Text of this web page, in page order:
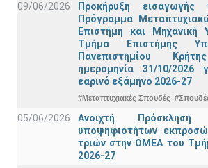
09/06/2026
Προκήρυξη εισαγωγής
Πρόγραμμα
Επιστήμη και Μηχανική
Τμήμα Eπιστήμης
Πανεπιστημίου
ημερομηνία 31/10/2026
εαρινό εξάμηνο 2026-27
#Μεταπτυχιακές Σπουδές
05/06/2026
Ανοιχτή
υποψηφιοτήτων
τριών στην ΟΜΕΑ του
2026-27